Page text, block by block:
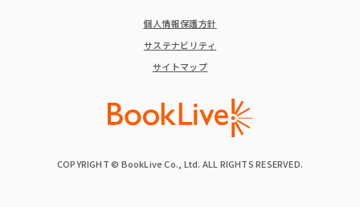
COPYRIGHT © BookLive Co., Ltd. ALL RIGHTS RESERVED.
個人情報保護方針
サステナビリティ
サイトマップ